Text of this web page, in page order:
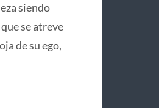
siendo
se atreve
de su ego,